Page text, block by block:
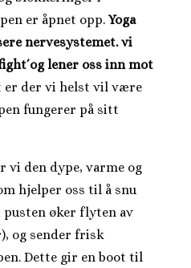
er åpnet opp. Yoga
nervesystemet. vi
lener oss inn mot
er der vi helst vil være
fungerer på sitt
vi den dype, varme og
hjelper oss til å snu
øker flyten av
og sender frisk
Dette gir en boot til